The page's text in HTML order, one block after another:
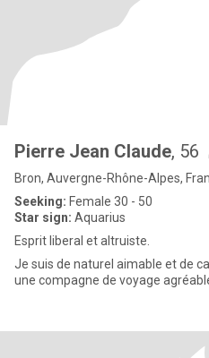
Pierre Jean Claude, 56
Bron, Auvergne-Rhône-Alpes,
Seeking: Female 30 - 50
Star sign: Aquarius
Esprit liberal et altruiste.
Je suis de naturel aimable et de
une compagne de voyage